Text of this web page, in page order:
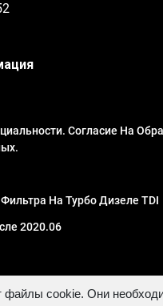
Согласие На
На Турбо Дизеле TDI
2020.06
Павлович. ИНН
файлы cookie. Они